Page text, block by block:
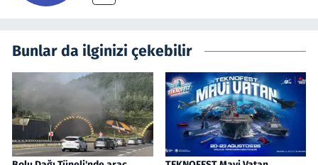
Bunlar da ilginizi çekebilir